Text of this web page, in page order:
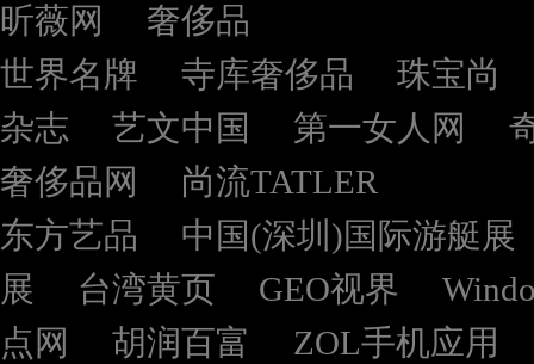
昕薇网
奢侈品
世界名牌
寺库奢侈品
珠宝尚
杂志
艺文中国 第一女人网
奢侈品网
尚流TATLER
东方艺品
中国(深圳)国际游艇展
展
台湾黄页 GEO视界
点网
胡润百富 ZOL手机应用